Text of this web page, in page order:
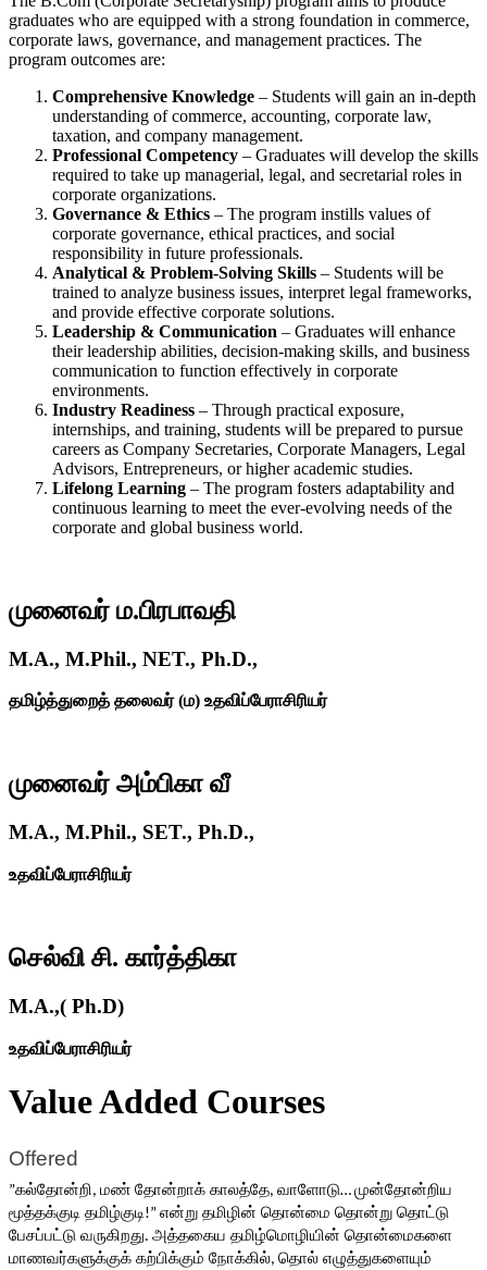
graduates who are equipped with a strong foundation in commerce,
corporate laws, governance, and management practices. The
program outcomes are:
Comprehensive Knowledge – Students will gain an in-depth
understanding of commerce, accounting, corporate law,
taxation, and company management.
Professional Competency – Graduates will develop the skills
required to take up managerial, legal, and secretarial roles in
corporate organizations.
Governance & Ethics – The program instills values of
corporate governance, ethical practices, and social
responsibility in future professionals.
Analytical & Problem-Solving Skills – Students will be
trained to analyze business issues, interpret legal frameworks,
and provide effective corporate solutions.
Leadership & Communication – Graduates will enhance
their leadership abilities, decision-making skills, and business
communication to function effectively in corporate
environments.
Industry Readiness – Through practical exposure,
internships, and training, students will be prepared to pursue
careers as Company Secretaries, Corporate Managers, Legal
Advisors, Entrepreneurs, or higher academic studies.
Lifelong Learning – The program fosters adaptability and
continuous learning to meet the ever-evolving needs of the
corporate and global business world.
முனைவர் ம.பிரபாவதி
M.A., M.Phil., NET., Ph.D.,
தமிழ்த்துறைத் தலைவர் (ம) உதவிப்பேராசிரியர்
முனைவர் அம்பிகா வீ
M.A., M.Phil., SET., Ph.D.,
உதவிப்பேராசிரியர்
செல்வி சி. கார்த்திகா
M.A.,( Ph.D)
உதவிப்பேராசிரியர்
Value Added Courses
Offered
”கல்தோன்றி , மண் தோன்றாக் காலத்தே, வாளோடு… முன்தோன்றிய
மூத்தக்குடி தமிழ்குடி !” என்று தமிழின் தொன்மை தொன்று தொட்டு
பேசப்பட்டு வருகிறது. அத்தகைய தமிழ்மொழியின் தொன்மைகளை
மாணவர்களுக்குக் கற்பிக்கும் நோக்கில், தொல் எழுத்துகளையும்